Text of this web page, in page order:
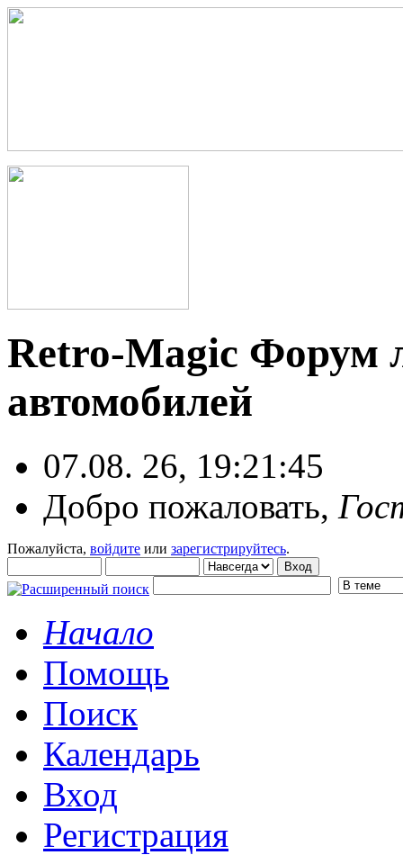
Retro-Magic Форум
автомобилей
07.08. 26, 19:21:45
Добро пожаловать,
Пожалуйста, войдите или зарегистрируйтесь.
Начало
Помощь
Поиск
Календарь
Вход
Регистрация